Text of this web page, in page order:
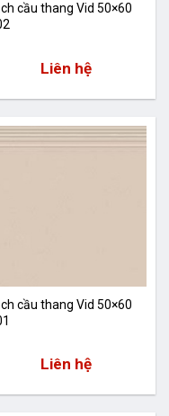
cầu thang Vid 50×60
Liên hệ
cầu thang Vid 50×60
Liên hệ